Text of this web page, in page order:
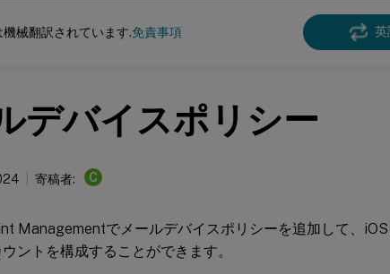
機械翻訳されています.免責事項 英
デバイスポリシー
寄稿者: C
Managementでメールデバイスポリシーを追加して、
ントを構成することができます。